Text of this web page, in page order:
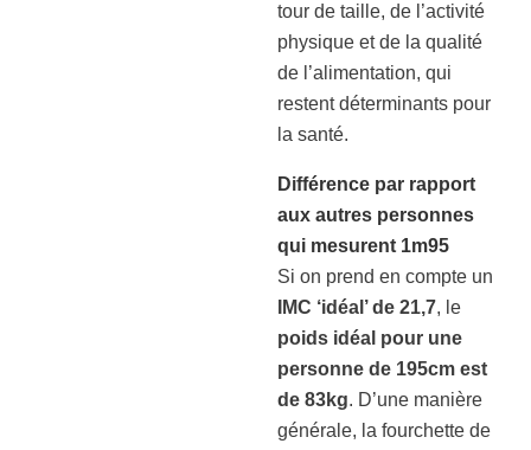
tour de taille, de l’activité
physique et de la qualité
de l’alimentation, qui
restent déterminants pour
la santé.
Différence par rapport
aux autres personnes
qui mesurent 1m95
Si on prend en compte un
IMC ‘idéal’ de 21,7, le
poids idéal pour une
personne de 195cm est
de 83kg. D’une manière
générale, la fourchette de